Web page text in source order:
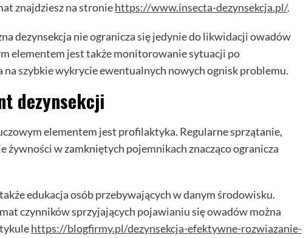
znajdziesz na stroniehttps://www.insecta-dezynsekcja.pl/.
dezynsekcja nie ogranicza się jedynie do likwidacji owadów
elementem jest także monitorowanie sytuacji po
na szybkie wykrycie ewentualnych nowych ognisk problemu.
dezynsekcji
elementem jest profilaktyka. Regularne sprzątanie,
żywności w zamkniętych pojemnikach znacząco ogranicza
edukacja osób przebywających w danym środowisku.
czynników sprzyjających pojawianiu się owadów można
https://blogfirmy.pl/dezynsekcja-efektywne-rozwiazanie-